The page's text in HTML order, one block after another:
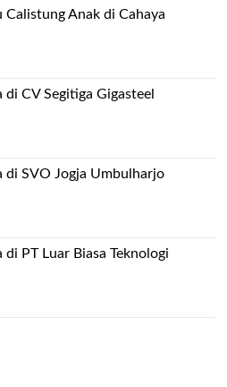
Calistung Anak di Cahaya
di CV Segitiga Gigasteel
di SVO Jogja Umbulharjo
di PT Luar Biasa Teknologi